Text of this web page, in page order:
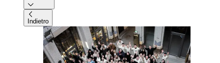
Indietro